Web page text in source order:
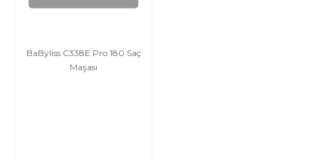
BaByliss C338E Pro 180 Saç
Maşası